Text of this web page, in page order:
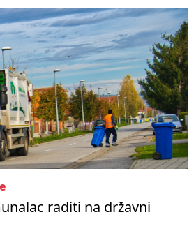
raditi na državni